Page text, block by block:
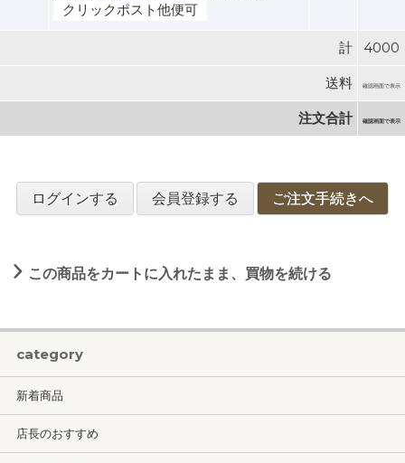
クリックポスト他便可
計 4000
送料 確認画面で表示
注文合計 確認画面で表示
ログインする 会員登録する ご注文手続きへ
この商品をカートに入れたまま、買物を続ける
category
新着商品
店長のおすすめ